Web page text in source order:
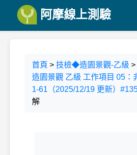
阿摩線上測驗
首頁 > 技檢◆造園景觀-乙級 >
造園景觀 乙級 工作項目 05：
1-61（2025/12/19 更新）
解